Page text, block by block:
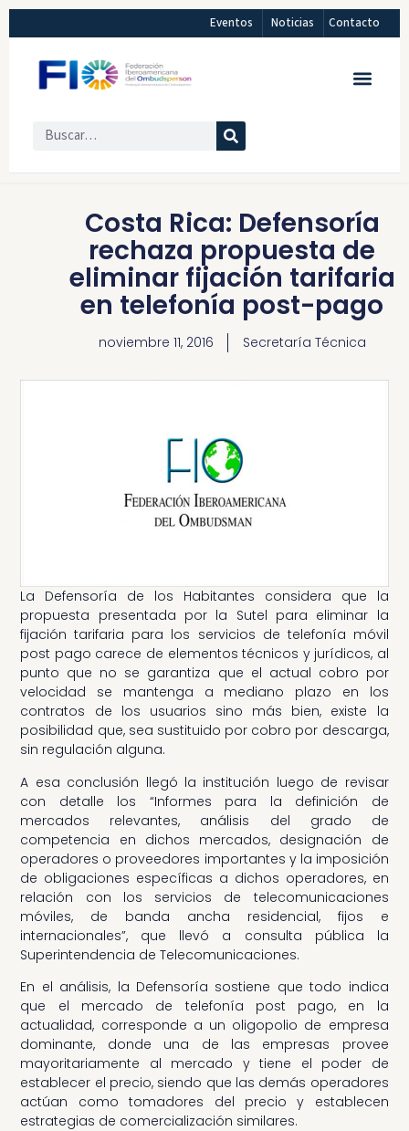
Eventos Noticias Contacto
Costa Rica: Defensoría
rechaza propuesta de
eliminar fijación tarifaria
en telefonía post-pago
noviembre 11, 2016 Secretaría Técnica
La Defensoría de los Habitantes considera que la
propuesta presentada por la Sutel para eliminar la
fijación tarifaria para los servicios de telefonía móvil
post pago carece de elementos técnicos y jurídicos, al
punto que no se garantiza que el actual cobro por
velocidad se mantenga a mediano plazo en los
contratos de los usuarios sino más bien, existe la
posibilidad que, sea sustituido por cobro por descarga,
sin regulación alguna.
A esa conclusión llegó la institución luego de revisar
con detalle los “Informes para la definición de
mercados relevantes, análisis del grado de
competencia en dichos mercados, designación de
operadores o proveedores importantes y la imposición
de obligaciones específicas a dichos operadores, en
relación con los servicios de telecomunicaciones
móviles, de banda ancha residencial, fijos e
internacionales”, que llevó a consulta pública la
Superintendencia de Telecomunicaciones.
En el análisis, la Defensoría sostiene que todo indica
que el mercado de telefonía post pago, en la
actualidad, corresponde a un oligopolio de empresa
dominante, donde una de las empresas provee
mayoritariamente al mercado y tiene el poder de
establecer el precio, siendo que las demás operadores
actúan como tomadores del precio y establecen
estrategias de comercialización similares.